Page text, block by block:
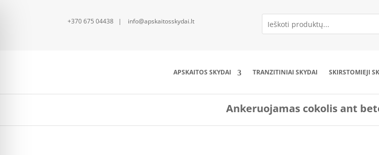
+370 675 04438 | info@apskaitosskydai.lt
APSKAITOS SKYDAI TRANZITINIAI SKYDAI SKIRSTOMIEJI
Ankeruojamas cokolis ant